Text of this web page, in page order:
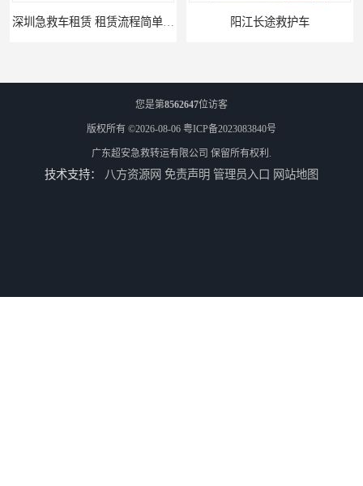
阳江长途救护车
您是第8562647位访客
版权所有 ©2026-08-06 粤ICP备2023083840号
广东超安急救转运有限公司 保留所有权利.
技术支持： 八方资源网 免责声明 管理员入口 网站地图